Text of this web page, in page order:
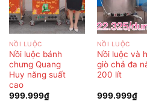
NỒI LUỘC
Nồi luộc bánh
chưng Quang
Huy năng suất
cao
999.999₫
NỒI LUỘC
Nồi luộc và
giò chả đa
200 lít
999.999₫